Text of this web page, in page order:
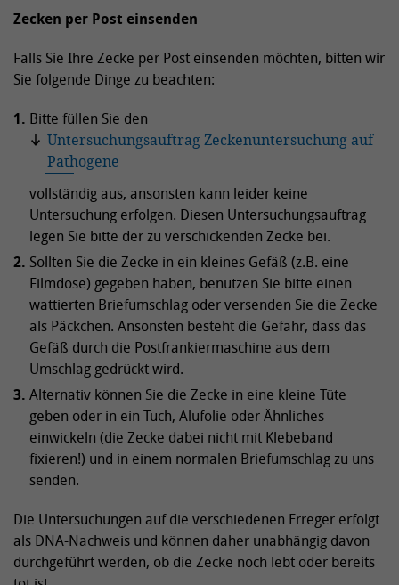
Zecken per Post einsenden
Falls Sie Ihre Zecke per Post einsenden möchten, bitten wir
Sie folgende Dinge zu beachten:
Bitte füllen Sie den
Untersuchungsauftrag Zeckenuntersuchung auf
Pathogene
vollständig aus, ansonsten kann leider keine
Untersuchung erfolgen. Diesen Untersuchungsauftrag
legen Sie bitte der zu verschickenden Zecke bei.
Sollten Sie die Zecke in ein kleines Gefäß (z.B. eine
Filmdose) gegeben haben, benutzen Sie bitte einen
wattierten Briefumschlag oder versenden Sie die Zecke
als Päckchen. Ansonsten besteht die Gefahr, dass das
Gefäß durch die Postfrankiermaschine aus dem
Umschlag gedrückt wird.
Alternativ können Sie die Zecke in eine kleine Tüte
geben oder in ein Tuch, Alufolie oder Ähnliches
einwickeln (die Zecke dabei nicht mit Klebeband
fixieren!) und in einem normalen Briefumschlag zu uns
senden.
Die Untersuchungen auf die verschiedenen Erreger erfolgt
als DNA-Nachweis und können daher unabhängig davon
durchgeführt werden, ob die Zecke noch lebt oder bereits